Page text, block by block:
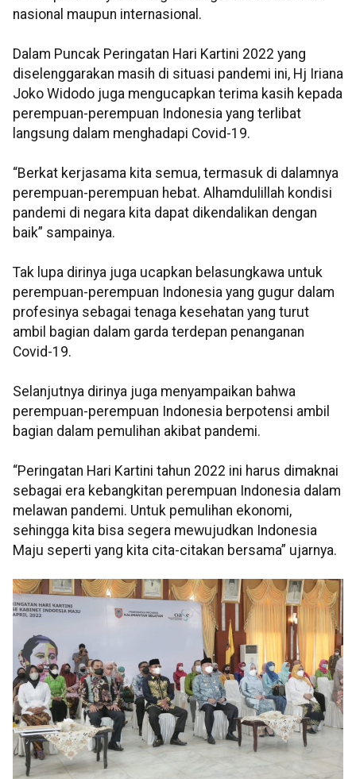
nasional maupun internasional.
Dalam Puncak Peringatan Hari Kartini 2022 yang
diselenggarakan masih di situasi pandemi ini, Hj Iriana
Joko Widodo juga mengucapkan terima kasih kepada
perempuan-perempuan Indonesia yang terlibat
langsung dalam menghadapi Covid-19.
“Berkat kerjasama kita semua, termasuk di dalamnya
perempuan-perempuan hebat. Alhamdulillah kondisi
pandemi di negara kita dapat dikendalikan dengan
baik” sampainya.
Tak lupa dirinya juga ucapkan belasungkawa untuk
perempuan-perempuan Indonesia yang gugur dalam
profesinya sebagai tenaga kesehatan yang turut
ambil bagian dalam garda terdepan penanganan
Covid-19.
Selanjutnya dirinya juga menyampaikan bahwa
perempuan-perempuan Indonesia berpotensi ambil
bagian dalam pemulihan akibat pandemi.
“Peringatan Hari Kartini tahun 2022 ini harus dimaknai
sebagai era kebangkitan perempuan Indonesia dalam
melawan pandemi. Untuk pemulihan ekonomi,
sehingga kita bisa segera mewujudkan Indonesia
Maju seperti yang kita cita-citakan bersama” ujarnya.